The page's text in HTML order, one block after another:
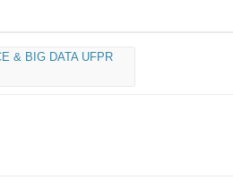
& BIG DATA UFPR